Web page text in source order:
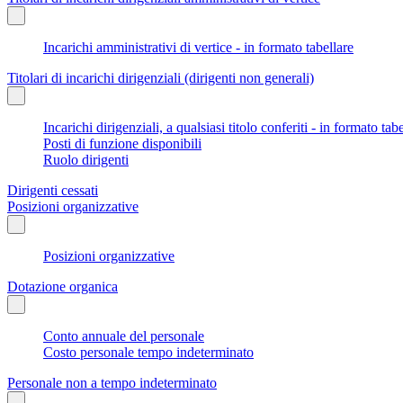
Incarichi amministrativi di vertice - in formato tabellare
Titolari di incarichi dirigenziali (dirigenti non generali)
Incarichi dirigenziali, a qualsiasi titolo conferiti - in formato
Posti di funzione disponibili
Ruolo dirigenti
Dirigenti cessati
Posizioni organizzative
Posizioni organizzative
Dotazione organica
Conto annuale del personale
Costo personale tempo indeterminato
Personale non a tempo indeterminato